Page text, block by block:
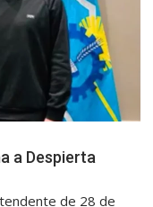
a Despierta
de 28 de